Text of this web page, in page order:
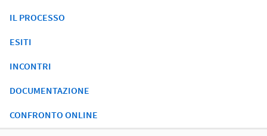
IL PROCESSO
ESITI
INCONTRI
DOCUMENTAZIONE
CONFRONTO ONLINE